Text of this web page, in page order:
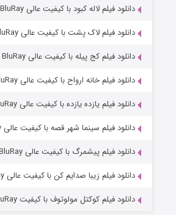
دانلود فیلم لاله کبود با کیفیت عالی BluRay
دانلود فیلم لاک پشت با کیفیت عالی BluRay
دانلود فیلم کج‌ پیله با کیفیت عالی BluRay
دانلود فیلم خانه ارواح با کیفیت عالی BluRay
دانلود فیلم یازده یازده با کیفیت عالی BluRay
دانلود فیلم سینما شهر قصه با کیفیت عالی BluRay
دانلود فیلم پیشمرگ با کیفیت عالی BluRay
دانلود فیلم زیبا صدایم کن با کیفیت عالی BluRay
دانلود فیلم کوکتل مولوتوف با کیفیت BluRay